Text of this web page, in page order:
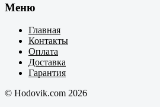
Меню
Главная
Контакты
Оплата
Доставка
Гарантия
© Hodovik.com 2026